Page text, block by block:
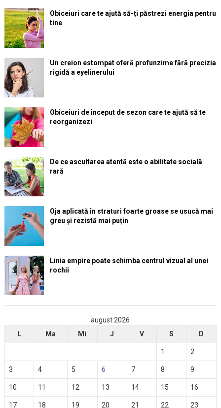
Obiceiuri care te ajută să-ți păstrezi energia pentru
tine
Un creion estompat oferă profunzime fără precizia
rigidă a eyelinerului
Obiceiuri de început de sezon care te ajută să te
reorganizezi
De ce ascultarea atentă este o abilitate socială
rară
Oja aplicată în straturi foarte groase se usucă mai
greu și rezistă mai puțin
Linia empire poate schimba centrul vizual al unei
rochii
august 2026
L
Ma Mi J V S D
1 2
3 4 5 6 7 8 9
10 11 12 13 14 15 16
17 18 19 20 21 22 23